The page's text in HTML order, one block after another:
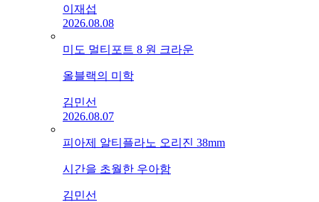
이재섭
2026.08.08
미도 멀티포트 8 원 크라운
올블랙의 미학
김민선
2026.08.07
피아제 알티플라노 오리진 38mm
시간을 초월한 우아함
김민선